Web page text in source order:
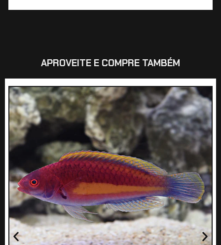
APROVEITE E COMPRE TAMBÉM